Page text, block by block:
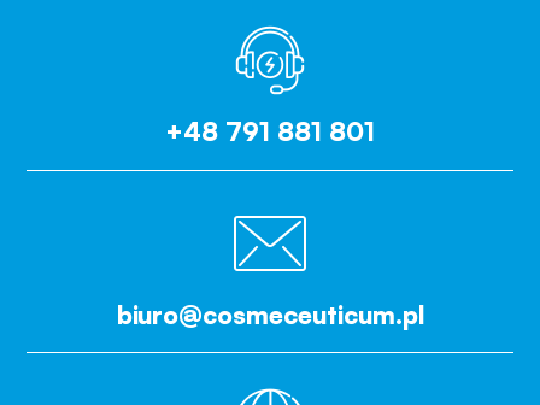
+48 791 881 801
biuro@cosmeceuticum.pl